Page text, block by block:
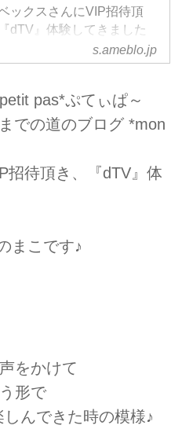
ックスさんにVIP招待頂
dTV』体験してきました
』公式ブロガーのまこで
イベックス本社にて先日、
…
s.ameblo.jp
pas*ぷてぃぱ～
での道のブログ *mon
招待頂き、『dTV』体
まこです♪
をかけて
形で
んできた時の模様♪